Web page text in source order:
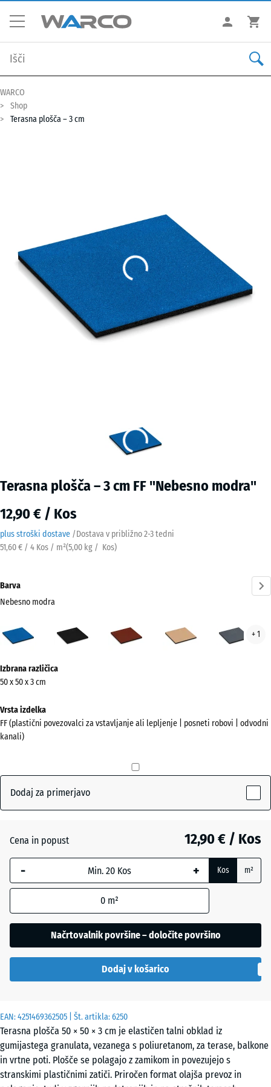
WARCO
Shop
Terasna plošča – 3 cm
Terasna plošča – 3 cm FF "Nebesno modra"
12,90 € / Kos
plus stroški dostave /Dostava v približno2-3 tedni
51,60 € / 4 Kos / m²(5,00 kg / Kos)
EAN:4251469362505 | Št. artikla:6250
Terasna plošča 50 × 50 × 3 cm je elastičen talni obklad iz
gumijastega granulata, vezanega s poliuretanom, za terase, balkone
in vrtne poti. Plošče se polagajo z zamikom in povezujejo s
stranskimi plastičnimi zatiči. Priročen format olajša prevoz in
Barva
Nebesno modra
modra
rdeča
+ 1
informacij
o
barvah?
Prikaži
barvno
modra(active)
Antracit - 2,90 €
Opečno
- 2,70 €
bež
+ 0,40 €
Travnato
zelena
- 1,80 €
Izbrana različica
50 x 50 x 3 cm
Vrsta izdelka
FF (plastični povezovalci za vstavljanje ali lepljenje | posneti robovi | odvodni
kanali)
Dodaj za primerjavo
Cena in popust 12,90 € / Kos
- + Kos m²
0 m²
Načrtovalnik površine – določite površino
Dodaj v košarico